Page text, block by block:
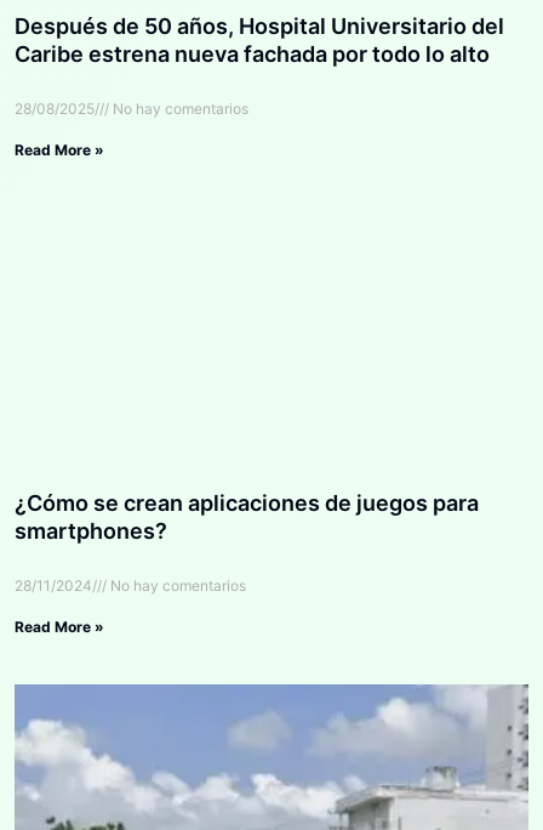
Después de 50 años, Hospital Universitario del
Caribe estrena nueva fachada por todo lo alto
28/08/2025 No hay comentarios
Read More »
¿Cómo se crean aplicaciones de juegos para
smartphones?
28/11/2024 No hay comentarios
Read More »